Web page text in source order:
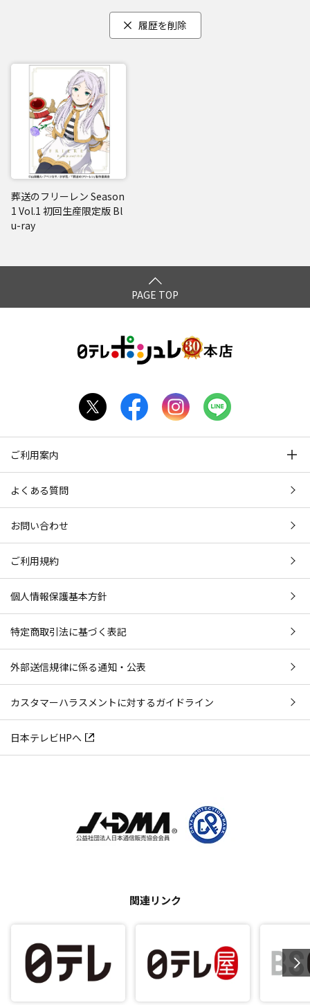
履歴を削除
葬送のフリーレン Season
1 Vol.1 初回生産限定版 Bl
u-ray
PAGE TOP
ご利用案内
よくある質問
お問い合わせ
ご利用規約
個人情報保護基本方針
特定商取引法に基づく表記
外部送信規律に係る通知・公表
カスタマーハラスメントに対するガイドライン
日本テレビHPへ
関連リンク